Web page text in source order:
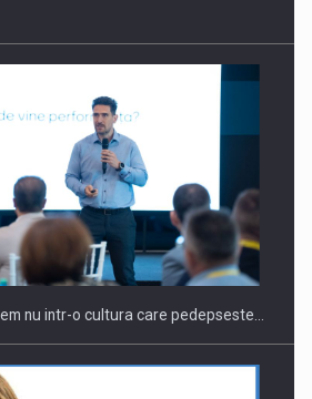
RETHINK STRATEGY-Finantare
nu intr-o cultura care pedepseste…